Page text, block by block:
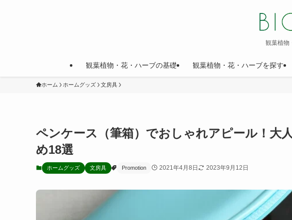
観葉植物
観葉植物・花・ハーブの基礎 観葉植物・花・ハーブを探す
ホーム ホームグッズ 文房具
ペンケース（筆箱）でおしゃれアピール！大
め18選
ホームグッズ 文房具 Promotion 2021年4月8日 2023年9月12日